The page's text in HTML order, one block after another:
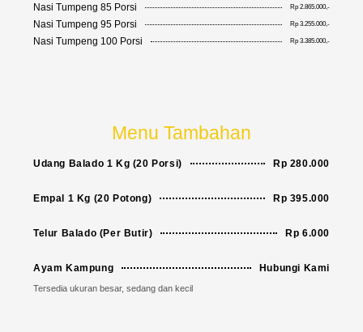
Nasi Tumpeng 85 Porsi Rp 2.865.000,-
Nasi Tumpeng 95 Porsi Rp 3.255.000,-
Nasi Tumpeng 100 Porsi Rp 3.385.000,-
Menu Tambahan
Udang Balado 1 Kg (20 Porsi) Rp 280.000
Empal 1 Kg (20 Potong) Rp 395.000
Telur Balado (Per Butir) Rp 6.000
Ayam Kampung Hubungi Kami
Tersedia ukuran besar, sedang dan kecil